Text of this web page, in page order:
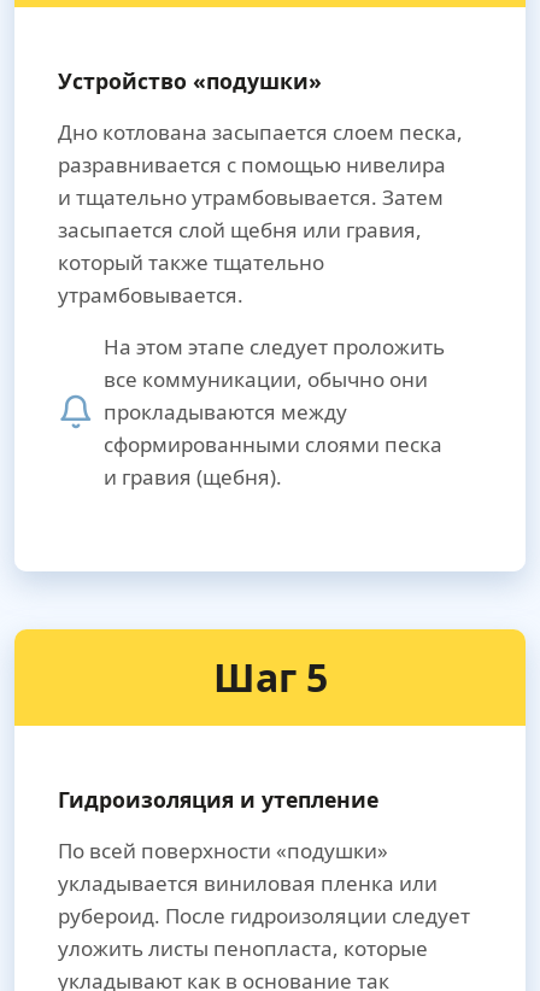
Устройство «подушки»
Дно котлована засыпается слоем песка,
разравнивается с помощью нивелира
и тщательно утрамбовывается. Затем
засыпается слой щебня или гравия,
который также тщательно
утрамбовывается.
На этом этапе следует проложить
все коммуникации, обычно они
прокладываются между
сформированными слоями песка
и гравия (щебня).
Шаг 5
Гидроизоляция и утепление
По всей поверхности «подушки»
укладывается виниловая пленка или
рубероид. После гидроизоляции следует
уложить листы пенопласта, которые
укладывают как в основание так